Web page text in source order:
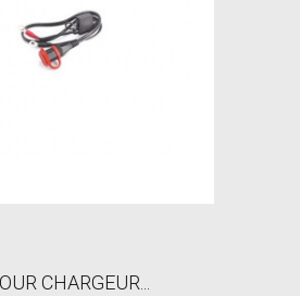
CHARGEUR...